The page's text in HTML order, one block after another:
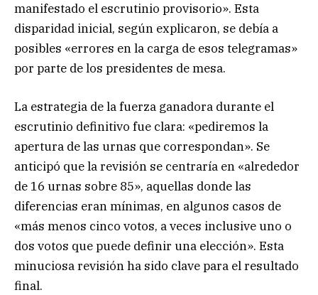
manifestado el escrutinio provisorio». Esta
disparidad inicial, según explicaron, se debía a
posibles «errores en la carga de esos telegramas»
por parte de los presidentes de mesa.
La estrategia de la fuerza ganadora durante el
escrutinio definitivo fue clara: «pediremos la
apertura de las urnas que correspondan». Se
anticipó que la revisión se centraría en «alrededor
de 16 urnas sobre 85», aquellas donde las
diferencias eran mínimas, en algunos casos de
«más menos cinco votos, a veces inclusive uno o
dos votos que puede definir una elección». Esta
minuciosa revisión ha sido clave para el resultado
final.